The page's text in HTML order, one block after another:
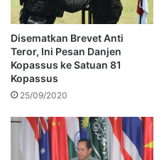
Disematkan Brevet Anti
Teror, Ini Pesan Danjen
Kopassus ke Satuan 81
Kopassus
25/09/2020